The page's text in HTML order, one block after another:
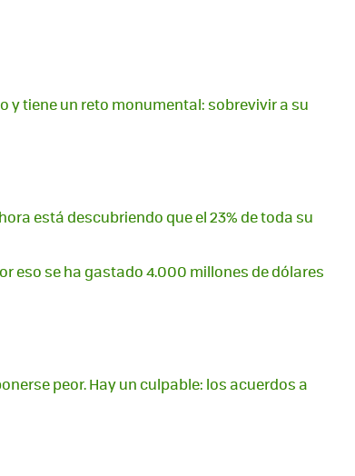
y tiene un reto monumental: sobrevivir a su
está descubriendo que el 23% de toda su
eso se ha gastado 4.000 millones de dólares
peor. Hay un culpable: los acuerdos a